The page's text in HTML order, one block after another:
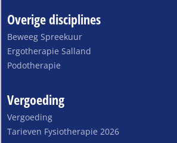
Overige disciplines
Beweeg Spreekuur
Ergotherapie Salland
Podotherapie
Vergoeding
Vergoeding
Tarieven Fysiotherapie 2026